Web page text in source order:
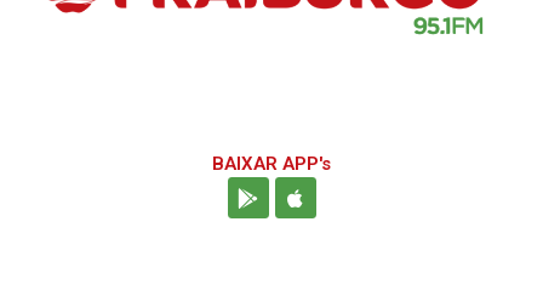
BAIXAR APP's